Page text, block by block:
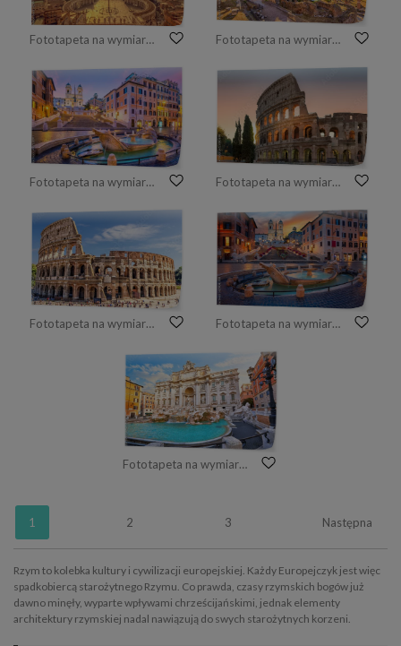
Fototapeta na wymiar Panoramiczny widok z lotu ptaka St Peter kwadrat w Watykan, Rzym Włochy Fototapeta na wymiar Rzym wschodu słońca miasta linia horyzontu przy Rzym forum, Rzym, Włochy (forum rzymskie)
Fototapeta na wymiar Schody Hiszpańskie rano, Rzym Fototapeta na wymiar Colosseum przy wschodem słońca, Rzym, Włochy
Fototapeta na wymiar Rzymskie Koloseum w lecie Fototapeta na wymiar Rzym. Pejzażu miejskiego wizerunek Hiszpańscy Kroki w Rzym, Włochy podczas wschodu słońca.
Fototapeta na wymiar Fontanna di Trevi w Rzymie, Włochy. Starożytna fontanna. Rzymskie statuy przy piazza w starym średniowiecznym mieście wśród tradycyjnych włoskich domów i latarni ulicznych. Słynny zabytek. Turystyczny cel na wakacje.
1 2 3 Następna
Rzym to kolebka kultury i cywilizacji europejskiej. Każdy Europejczyk jest więc
spadkobiercą starożytnego Rzymu. Co prawda, czasy rzymskich bogów już
dawno minęły, wyparte wpływami chrześcijańskimi, jednak elementy
architektury rzymskiej nadal nawiązują do swych starożytnych korzeni.